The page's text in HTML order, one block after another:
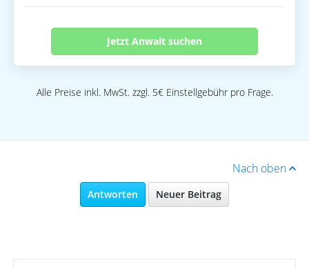
Jetzt Anwalt suchen
Alle Preise inkl. MwSt. zzgl. 5€ Einstellgebühr pro Frage.
Nach oben
Antworten Neuer Beitrag